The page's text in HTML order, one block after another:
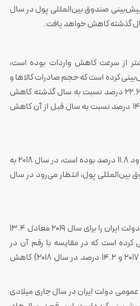
صندوق بین‌المللی پول در سال
از سرعت کاهش واردات بوده است،
کرده است که حجم صادرات کالاها و
خدمات از ایران در سال جاری میلادی 22.6 درصد نسبت به سال گذشته کاهش
یابد. در سال 2017 نیز صادرات ایران 14.4 درصد نسبت به سال قبل از آن کاهش
نرخ بیکاری در ایران که در سال 2017 حدود 11.8 درصد بوده است، در سال 2018 به
بین‌المللی پول، انتظار می‌رود در سال
صندوق بین‌المللی پول درآمد عمومی دولت ایران را برای سال 2019 معادل 13.4
است که در مقایسه با رقم آن در
سال‌های گذشته (17.5 درصد در سال 2017 و 14.2 درصد در سال 2018) کاهش
دولت ایران در سال جاری میلادی